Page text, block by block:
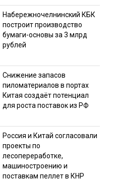
Набережночелнинский КБК
построит производство
бумаги-основы за 3 млрд
рублей
Снижение запасов
пиломатериалов в портах
Китая создаёт потенциал
для роста поставок из РФ
Россия и Китай согласовали
проекты по
лесопереработке,
машиностроению и
поставкам пеллет в КНР